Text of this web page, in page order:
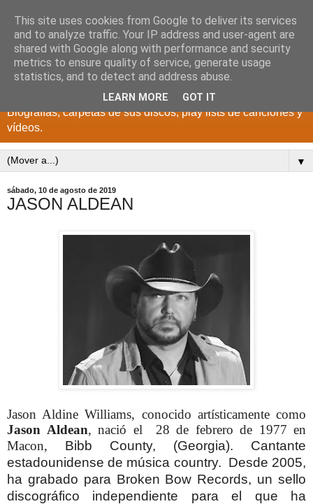
DISCOS PARA EL
RECUERDO
CANTANTES Y GRUPOS DE LOS AÑOS 1950 a 2022.
Biografías, carpetas de sus discos, play lists de canciones y
vídeos.
▼
sábado, 10 de agosto de 2019
JASON ALDEAN
Jason Aldine Williams, conocido artísticamente como
Jason Aldean, nació el 28 de febrero de 1977 en
Macon, Bibb County, (Georgia). Cantante
estadounidense de música country. Desde 2005,
ha grabado para Broken Bow Records, un sello
discográfico independiente para el que ha
This site uses cookies from Google to deliver its services
and to analyze traffic. Your IP address and user-agent are
shared with Google along with performance and security
metrics to ensure quality of service, generate usage
statistics, and to detect and address abuse.
LEARN MORE GOT IT